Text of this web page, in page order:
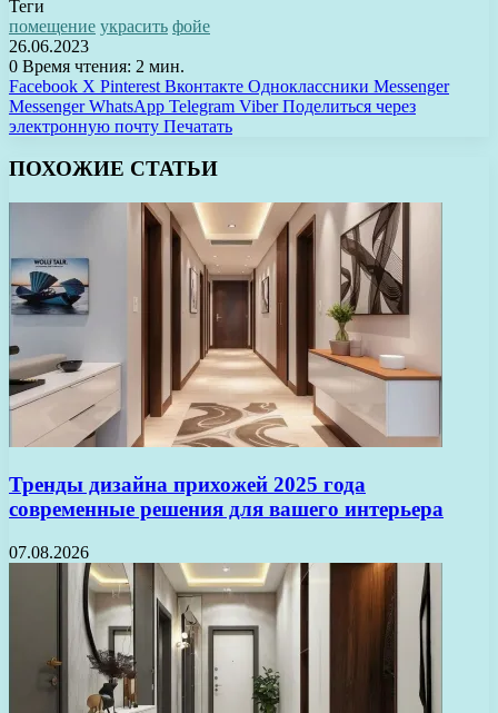
Теги
помещение украсить фойе
26.06.2023
0 Время чтения: 2 мин.
Facebook X Pinterest Вконтакте Одноклассники Messenger
Messenger WhatsApp Telegram Viber Поделиться через
электронную почту Печатать
ПОХОЖИЕ СТАТЬИ
Тренды дизайна прихожей 2025 года
современные решения для вашего интерьера
07.08.2026